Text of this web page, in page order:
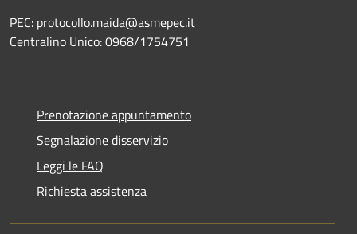
PEC: protocollo.maida@asmepec.it
Centralino Unico: 0968/1754751
Prenotazione appuntamento
Segnalazione disservizio
Leggi le FAQ
Richiesta assistenza